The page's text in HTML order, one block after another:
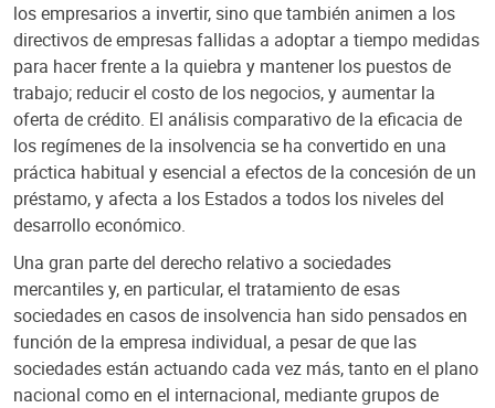
los empresarios a invertir, sino que también animen a los
directivos de empresas fallidas a adoptar a tiempo medidas
para hacer frente a la quiebra y mantener los puestos de
trabajo; reducir el costo de los negocios, y aumentar la
oferta de crédito. El análisis comparativo de la eficacia de
los regímenes de la insolvencia se ha convertido en una
práctica habitual y esencial a efectos de la concesión de un
préstamo, y afecta a los Estados a todos los niveles del
desarrollo económico.
Una gran parte del derecho relativo a sociedades
mercantiles y, en particular, el tratamiento de esas
sociedades en casos de insolvencia han sido pensados en
función de la empresa individual, a pesar de que las
sociedades están actuando cada vez más, tanto en el plano
nacional como en el internacional, mediante grupos de